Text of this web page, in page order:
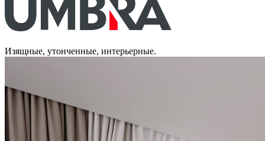
Изящные, утонченные, интерьерные.